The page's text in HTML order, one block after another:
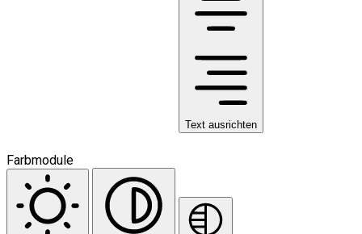
Text ausrichten
Farbmodule